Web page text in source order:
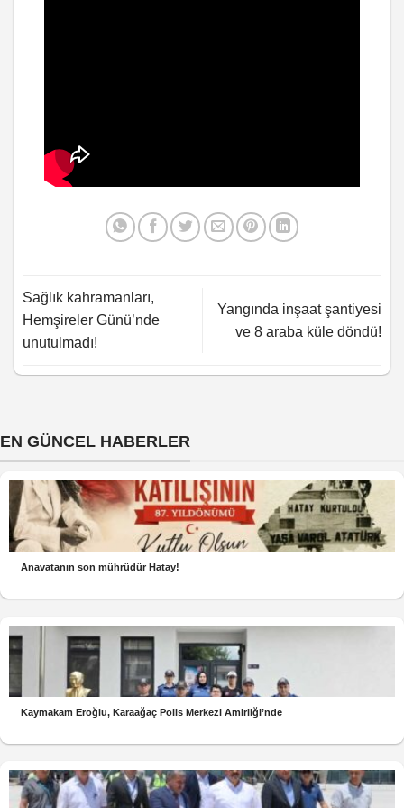
Sağlık kahramanları,
Hemşireler Günü’nde
unutulmadı!
Yangında inşaat şantiyesi
ve 8 araba küle döndü!
EN GÜNCEL HABERLER
Anavatanın son mührüdür Hatay!
Kaymakam Eroğlu, Karaağaç Polis Merkezi Amirliği’nde